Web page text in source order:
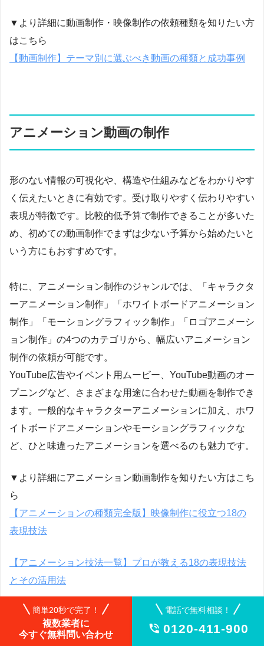
▼より詳細に動画制作・映像制作の依頼種類を知りたい方
はこちら
【動画制作】テーマ別に選ぶべき動画の種類と成功事例
アニメーション動画の制作
形のない情報の可視化や、構造や仕組みなどをわかりやす
く伝えたいときに有効です。受け取りやすく伝わりやすい
表現が特徴です。比較的低予算で制作できることが多いた
め、初めての動画制作でまずは少ない予算から始めたいと
いう方にもおすすめです。
特に、アニメーション制作のジャンルでは、「キャラクタ
ーアニメーション制作」「ホワイトボードアニメーション
制作」「モーショングラフィック制作」「ロゴアニメーシ
ョン制作」の4つのカテゴリから、幅広いアニメーション
制作の依頼が可能です。
YouTube広告やイベント用ムービー、YouTube動画のオー
プニングなど、さまざまな用途に合わせた動画を制作でき
ます。一般的なキャラクターアニメーションに加え、ホワ
イトボードアニメーションやモーショングラフィックな
ど、ひと味違ったアニメーションを選べるのも魅力です。
▼より詳細にアニメーション動画制作を知りたい方はこち
ら
【アニメーションの種類完全版】映像制作に役立つ18の
表現技法
【アニメーション技法一覧】プロが教える18の表現技法
とその活用法
簡単20秒で完了！
複数業者に
今すぐ無料問い合わせ
電話で無料相談！
 0120-411-900